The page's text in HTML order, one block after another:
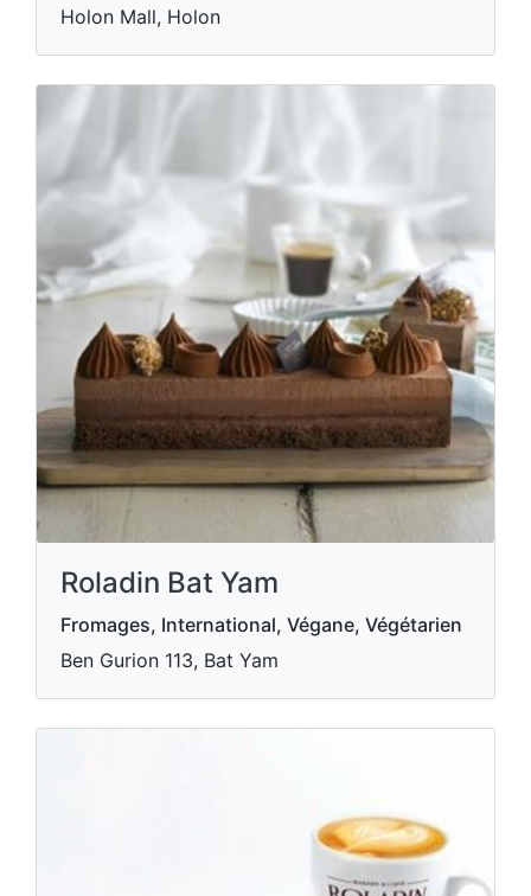
Holon Mall, Holon
Roladin Bat Yam
Fromages, International, Végane, Végétarien
Ben Gurion 113, Bat Yam